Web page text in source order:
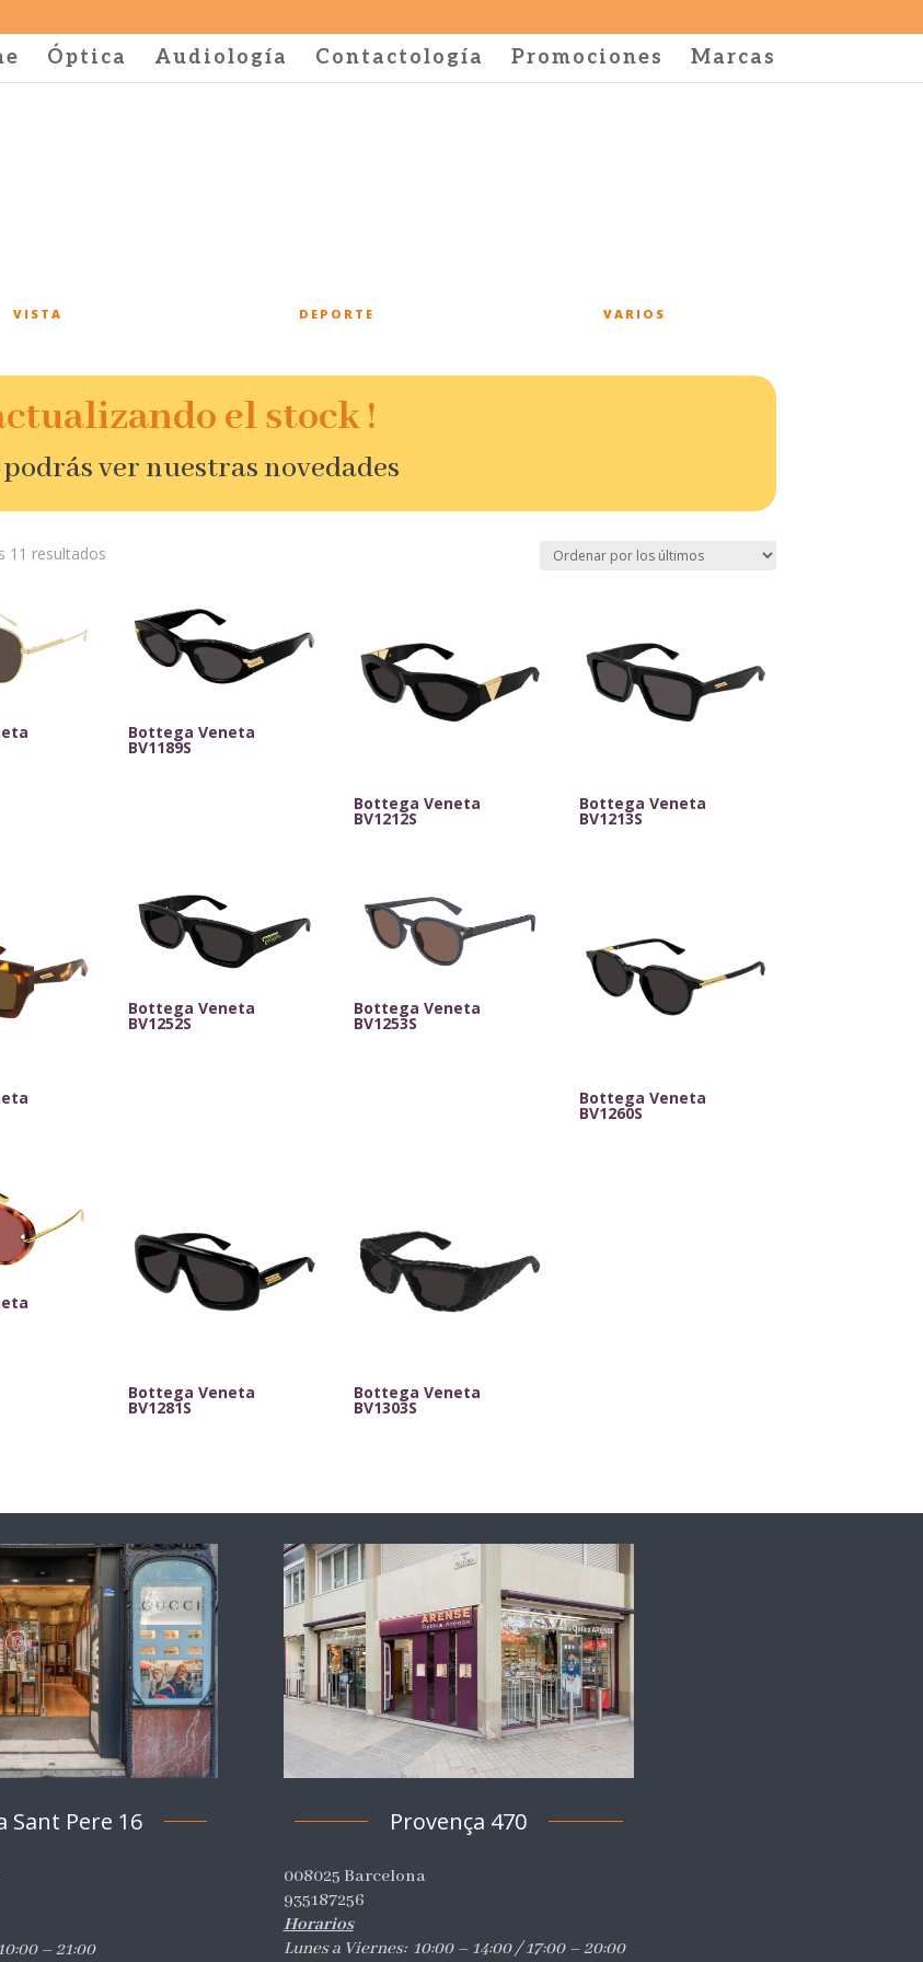
Óptica Audiología Contactología Promociones Marcas
VISTA DEPORTE VARIOS
el stock !
ver nuestras novedades
11 resultados
últimos
Bottega Veneta
BV1189S
Bottega Veneta
BV1212S
Bottega Veneta
BV1213S
Bottega Veneta
BV1252S
Bottega Veneta
BV1253S
Bottega Veneta
BV1260S
Bottega Veneta
BV1281S
Bottega Veneta
BV1303S
Sant Pere 16
– 21:00
Provença 470
008025 Barcelona
935187256
Horarios
Lunes a Viernes: 10:00 – 14:00 / 17:00 – 20:00